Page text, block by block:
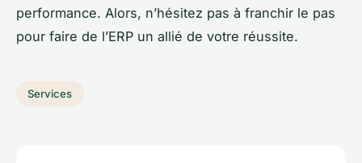
performance. Alors, n’hésitez pas à franchir le pas
pour faire de l’ERP un allié de votre réussite.
Services